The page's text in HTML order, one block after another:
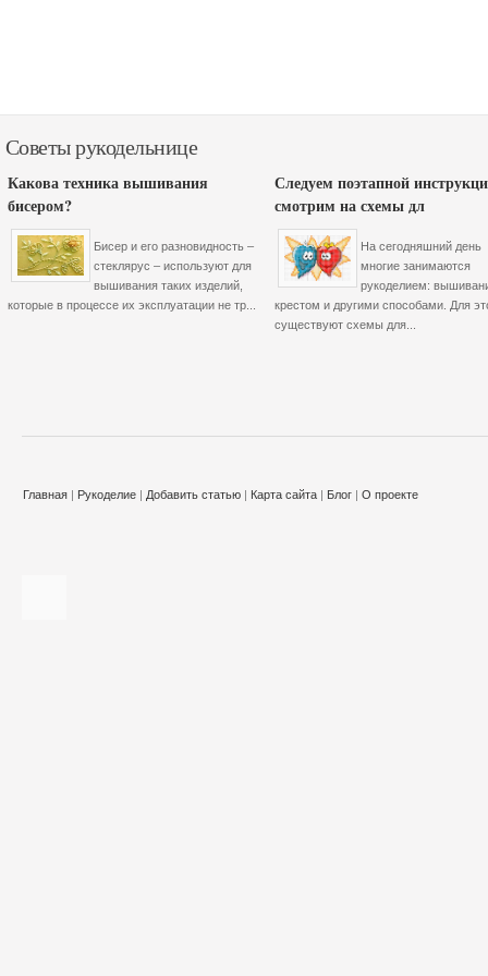
Советы рукодельнице
Какова техника вышивания
бисером?
Бисер и его разновидность –
стеклярус – используют для
вышивания таких изделий,
которые в процессе их эксплуатации не тр...
Следуем поэтапной
смотрим на схемы дл
На сегодняшний день
многие занимаются
рукоделием:
крестом и другими способами. Для
существуют схемы для...
Главная | Рукоделие | Добавить статью | Карта сайта | Блог | О проекте